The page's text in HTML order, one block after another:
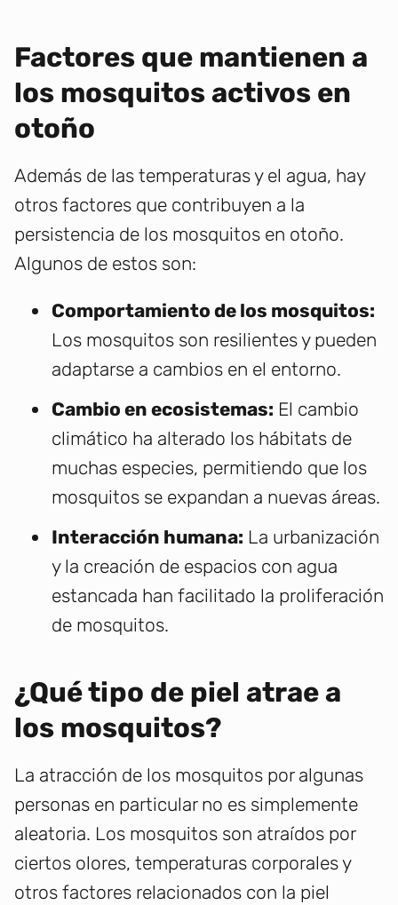
Factores que mantienen a
los mosquitos activos en
otoño
Además de las temperaturas y el agua, hay
otros factores que contribuyen a la
persistencia de los mosquitos en otoño.
Algunos de estos son:
Comportamiento de los mosquitos:
Los mosquitos son resilientes y pueden
adaptarse a cambios en el entorno.
Cambio en ecosistemas: El cambio
climático ha alterado los hábitats de
muchas especies, permitiendo que los
mosquitos se expandan a nuevas áreas.
Interacción humana: La urbanización
y la creación de espacios con agua
estancada han facilitado la proliferación
de mosquitos.
¿Qué tipo de piel atrae a
los mosquitos?
La atracción de los mosquitos por algunas
personas en particular no es simplemente
aleatoria. Los mosquitos son atraídos por
ciertos olores, temperaturas corporales y
otros factores relacionados con la piel